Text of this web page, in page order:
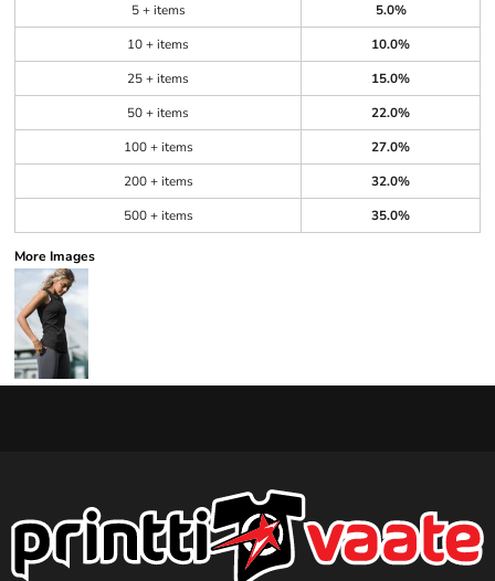
5 + items
5.0%
10 + items
10.0%
25 + items
15.0%
50 + items
22.0%
100 + items
27.0%
200 + items
32.0%
500 + items
35.0%
More Images